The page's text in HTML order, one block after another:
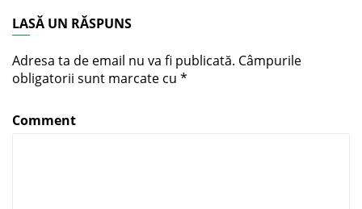
LASĂ UN RĂSPUNS
Adresa ta de email nu va fi publicată. Câmpurile
obligatorii sunt marcate cu *
Comment